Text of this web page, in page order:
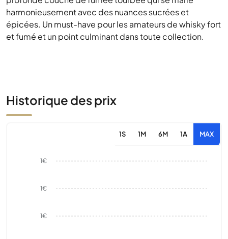
harmonieusement avec des nuances sucrées et
épicées. Un must-have pour les amateurs de whisky fort
et fumé et un point culminant dans toute collection.
Historique des prix
1S 1M 6M 1A MAX
1€
1€
1€